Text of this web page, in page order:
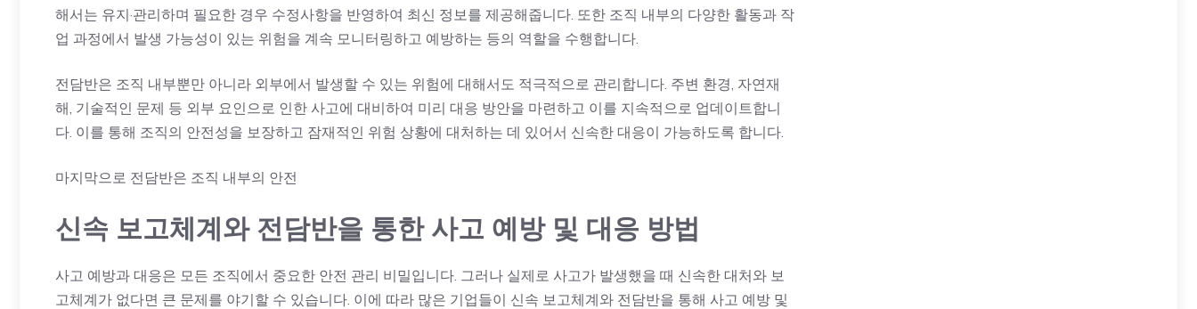
해서는 유지·관리하며 필요한 경우 수정사항을 반영하여 최신 정보를 제공해줍니다. 또한 조직 내부의 다양한 활동과 작
업 과정에서 발생 가능성이 있는 위험을 계속 모니터링하고 예방하는 등의 역할을 수행합니다.
전담반은 조직 내부뿐만 아니라 외부에서 발생할 수 있는 위험에 대해서도 적극적으로 관리합니다. 주변 환경, 자연재
해, 기술적인 문제 등 외부 요인으로 인한 사고에 대비하여 미리 대응 방안을 마련하고 이를 지속적으로 업데이트합니
다. 이를 통해 조직의 안전성을 보장하고 잠재적인 위험 상황에 대처하는 데 있어서 신속한 대응이 가능하도록 합니다.
마지막으로 전담반은 조직 내부의 안전
신속 보고체계와 전담반을 통한 사고 예방 및 대응 방법
사고 예방과 대응은 모든 조직에서 중요한 안전 관리 비밀입니다. 그러나 실제로 사고가 발생했을 때 신속한 대처와 보
고체계가 없다면 큰 문제를 야기할 수 있습니다. 이에 따라 많은 기업들이 신속 보고체계와 전담반을 통해 사고 예방 및